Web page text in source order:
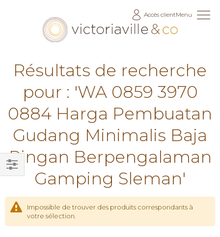
Accès clientMenu
Résultats de recherche
pour : 'WA 0859 3970
0884 Harga Pembuatan
Gudang Minimalis Baja
Ringan Berpengalaman
Gamping Sleman'
Impossible de trouver des produits correspondants à
votre sélection.
Filtrer